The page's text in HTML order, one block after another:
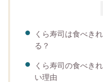
くら寿司は食べき
る？
くら寿司の食べき
い理由